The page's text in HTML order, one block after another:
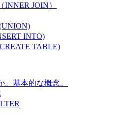
INNER JOIN）
INTO)
TABLE)
基本的な概念。